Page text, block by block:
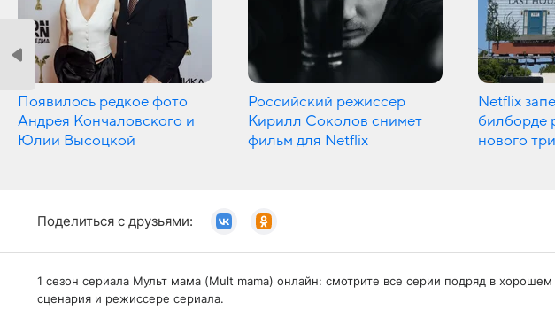
Появилось редкое фото
Андрея Кончаловского и
Юлии Высоцкой
Российский режиссер
Кирилл Соколов снимет
фильм для Netflix
Netflix
билборде
нового
Поделиться с друзьями:
1 сезон сериала Мульт мама (Mult mama) онлайн: смотрите все серии подряд в
сценария и режиссере сериала.